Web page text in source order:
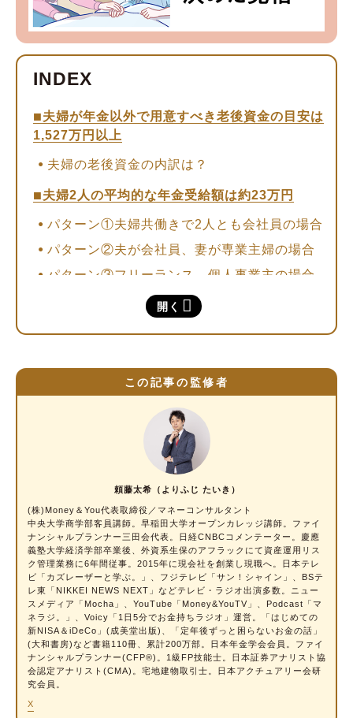
開く
夫婦が年金以外で用意すべき老後資金の目安は
1,527万円以上
夫婦の老後資金の内訳は？
夫婦2人の平均的な年金受給額は約23万円
パターン①夫婦共働きで2人とも会社員の場合
パターン②夫が会社員、妻が専業主婦の場合
パターン③フリーランス、個人事業主の場合
持ち家か賃貸かによっても必要な老後資金は変
金
【持ち家がない場合】夫婦2人に必要な老後資
介護や医療費、施設入居も！特別な支出にも備
介護に必要な費用は？
施設入居に必要な費用は？
老後資金、みんないくら貯めている？
老後資金はどうやって準備する？活用したい制
度7つ
1.企業年金
2.国民年金基金
3.付加年金
この記事の監修者
頼藤太希（よりふじ たいき）
(株)Money＆You代表取締役／マネーコンサルタント
中央大学商学部客員講師。早稲田大学オープンカレッジ講師。ファイ
ナンシャルプランナー三田会代表。日経CNBCコメンテーター。慶應
義塾大学経済学部卒業後、外資系生保のアフラックにて資産運用リス
ク管理業務に6年間従事。2015年に現会社を創業し現職へ。日本テレ
ビ「カズレーザーと学ぶ。」、フジテレビ「サン！シャイン」、BSテ
レ東「NIKKEI NEWS NEXT」などテレビ・ラジオ出演多数。ニュー
スメディア「Mocha」、YouTube「Money&YouTV」、Podcast「マ
ネラジ。」、Voicy「1日5分でお金持ちラジオ」運営。「はじめての
新NISA＆iDeCo」(成美堂出版)、「定年後ずっと困らないお金の話」
(大和書房)など書籍110冊、累計200万部。日本年金学会会員。ファイ
ナンシャルプランナー(CFP®)。1級FP技能士。日本証券アナリスト協
会認定アナリスト(CMA)。宅地建物取引士。日本アクチュアリー会研
究会員。
X